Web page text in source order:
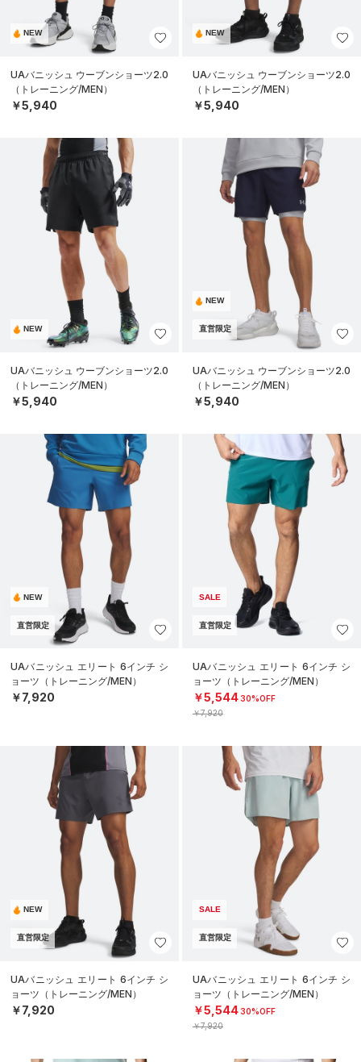
NEW
UAバニッシュ ウーブンショーツ2.0
（トレーニング/MEN）
￥5,940
NEW
UAバニッシュ ウーブンショーツ2.0
（トレーニング/MEN）
￥5,940
NEW
UAバニッシュ ウーブンショーツ2.0
（トレーニング/MEN）
￥5,940
NEW
直営限定
UAバニッシュ ウーブンショーツ2.0
（トレーニング/MEN）
￥5,940
NEW
直営限定
UAバニッシュ エリート 6インチ シ
ョーツ（トレーニング/MEN）
￥7,920
SALE
直営限定
UAバニッシュ エリート 6インチ シ
ョーツ（トレーニング/MEN）
￥5,54430%OFF
￥7,920
NEW
直営限定
UAバニッシュ エリート 6インチ シ
ョーツ（トレーニング/MEN）
￥7,920
SALE
直営限定
UAバニッシュ エリート 6インチ シ
ョーツ（トレーニング/MEN）
￥5,54430%OFF
￥7,920